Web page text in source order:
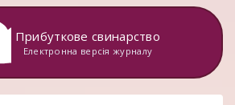
Прибуткове свинарство
Електронна версія журналу